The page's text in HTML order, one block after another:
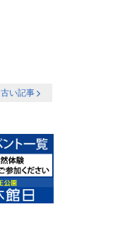
古い記事